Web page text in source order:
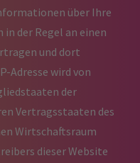
über Ihre
in der Regel an einen
und dort
Adresse wird von
der
Vertragsstaaten des
Wirtschaftsraum
dieser Website